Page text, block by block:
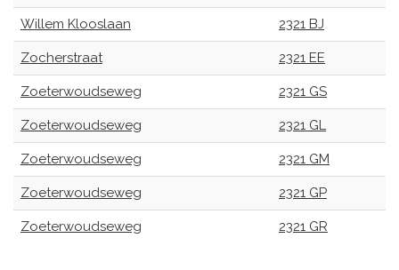
Willem Klooslaan 2321 BJ
Zocherstraat 2321 EE
Zoeterwoudseweg 2321 GS
Zoeterwoudseweg 2321 GL
Zoeterwoudseweg 2321 GM
Zoeterwoudseweg 2321 GP
Zoeterwoudseweg 2321 GR